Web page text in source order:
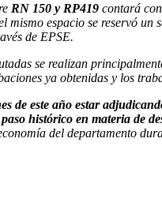
RN 150 y RP419 contará
mismo espacio se reservó
de EPSE.
se realizan
ya obtenidas y los
de este año estar
histórico en materia de
del departamento